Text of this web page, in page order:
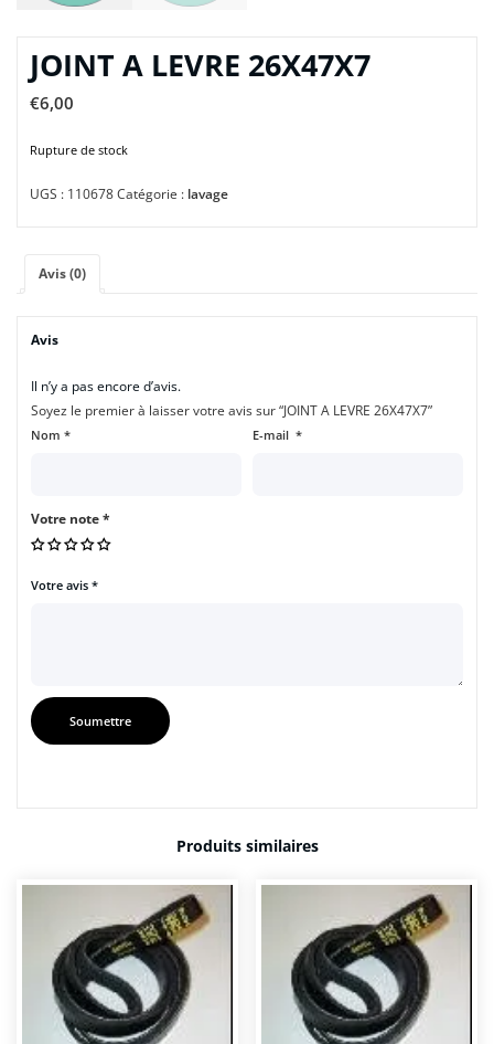
JOINT A LEVRE 26X47X7
€6,00
Rupture de stock
UGS : 110678Catégorie : lavage
Avis (0)
Avis
Il n’y a pas encore d’avis.
Soyez le premier à laisser votre avis sur “JOINT A LEVRE 26X47X7”
Nom * E-mail *
Votre note*
Votre avis *
Produits similaires